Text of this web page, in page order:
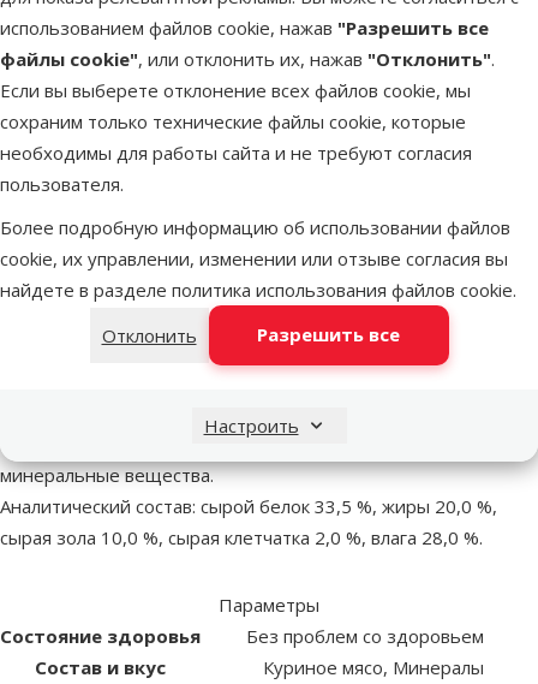
использованием файлов cookie, нажав "Разрешить все
файлы cookie", или отклонить их, нажав "Отклонить".
Если вы выберете отклонение всех файлов cookie, мы
сохраним только технические файлы cookie, которые
необходимы для работы сайта и не требуют согласия
пользователя.
Более подробную информацию об использовании файлов
cookie, их управлении, изменении или отзыве согласия вы
найдете в разделе политика использования файлов cookie.
Отклонить
Разрешить все
Настроить
В наличии В
Другие подобные продукты
superzoo.product.detail.content
Лакомство для кошек – Schmusy Soft Bitties with Chicken, 60 г
Очень мягкие лакомства с куриным мясом для взрослых
С высоким содержанием мяса.
Состав: мясо и субпродукты (95 %, курица 70 %),
минеральные вещества.
Аналитический состав: сырой белок 33,5 %, жиры 20,0 %,
сырая зола 10,0 %, сырая клетчатка 2,0 %, влага 28,0 %.
Параметры
Состояние здоровья
Без проблем со здоровьем
Состав и вкус
Куриное мясо, Минералы